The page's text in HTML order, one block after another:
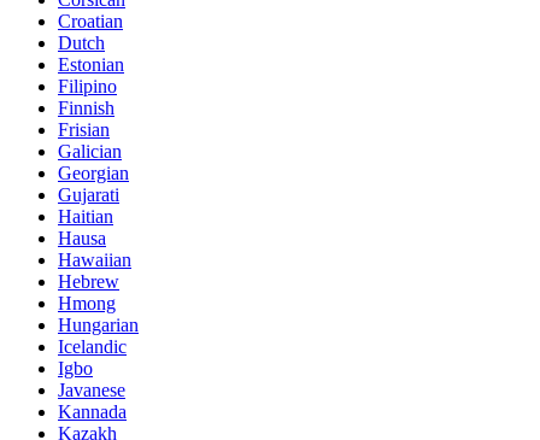
Croatian
Dutch
Estonian
Filipino
Finnish
Frisian
Galician
Georgian
Gujarati
Haitian
Hausa
Hawaiian
Hebrew
Hmong
Hungarian
Icelandic
Igbo
Javanese
Kannada
Kazakh